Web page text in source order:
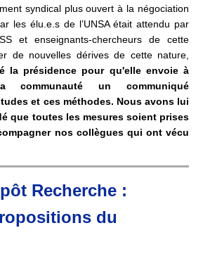
syndical plus ouvert à la négociation
les élu.e.s de l’UNSA était attendu par
et enseignants-chercheurs de cette
de nouvelles dérives de cette nature,
la présidence pour qu'elle envoie à
communauté un communiqué
et ces méthodes. Nous avons lui
que toutes les mesures soient prises
nos collègues qui ont vécu
Recherche :
du